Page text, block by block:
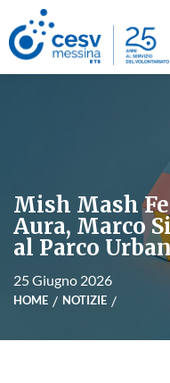
Mish Mash
Aura, Marco
al Parco
25 Giugno 2026
HOME NOTIZIE